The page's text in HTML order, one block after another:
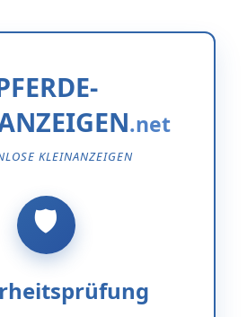
KLEINANZEIGEN